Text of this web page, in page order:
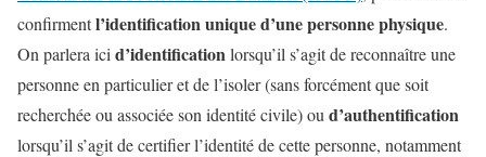
confirmentl’identification unique d’une personne physique.
On parlera ici d’identification lorsqu’il s’agit de reconnaître une
personne en particulier et de l’isoler (sans forcément que soit
recherchée ou associée son identité civile) ou d’authentification
lorsqu’il s’agit de certifier l’identité de cette personne, notamment